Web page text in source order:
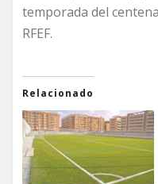
temporada del
RFEF.
Relacionado